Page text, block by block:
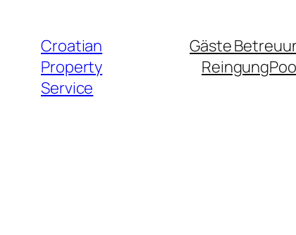
Inhalt
springen
Croatian
Property
Service
Gäste
Reingung